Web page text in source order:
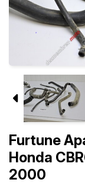
Furtune
Honda
2000